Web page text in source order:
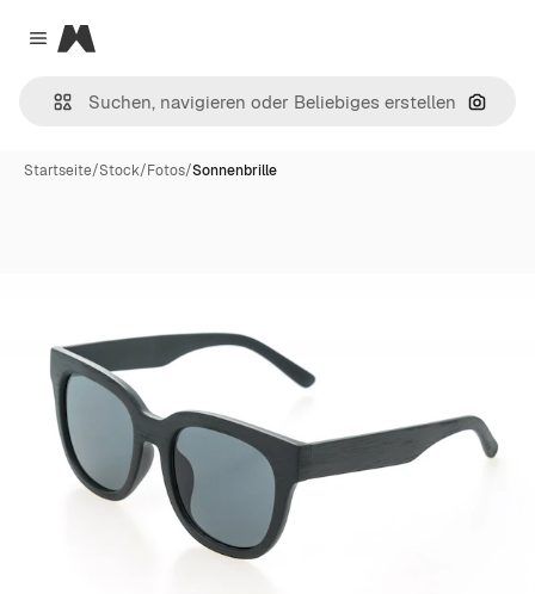
Close menu
Magnific
Nach
Startseite/Stock/Fotos/Sonnenbrille